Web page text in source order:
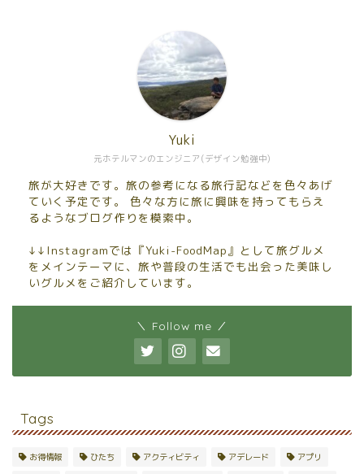
元ホテルマンのエンジニア(デザイン勉強中)
Yuki
旅が大好きです。旅の参考になる旅行記などを色々あげ
ていく予定です。 色々な方に旅に興味を持ってもらえ
るようなブログ作りを模索中。
↓↓Instagramでは『Yuki-FoodMap』として旅グルメ
をメインテーマに、旅や普段の生活でも出会った美味し
いグルメをご紹介しています。
＼ Follow me ／
Tags
お得情報 ひたち アクティビティ アデレード アプリ